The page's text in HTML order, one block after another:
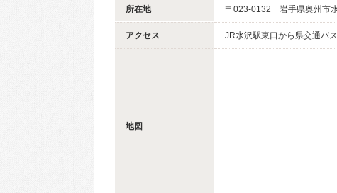
所在地 〒023-0132 岩手県奥州市
アクセス JR水沢駅東口から県交通バ
地図